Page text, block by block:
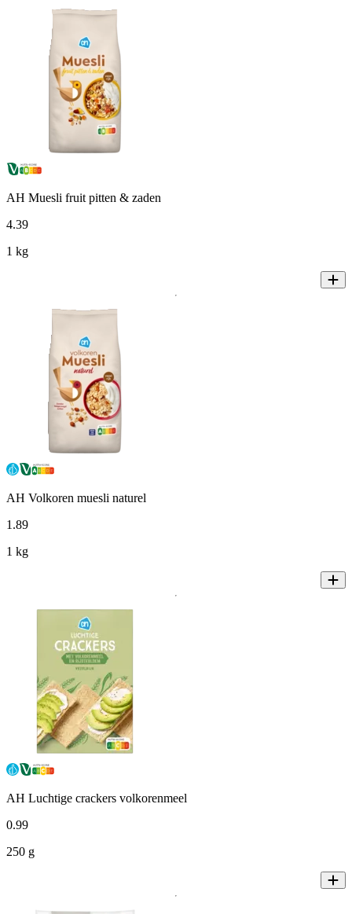
AH Muesli fruit pitten & zaden
4.39
1 kg
AH Volkoren muesli naturel
1 .89
1 kg
AH Luchtige crackers volkorenmeel
0.99
250 g